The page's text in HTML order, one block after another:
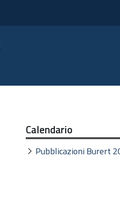
Calendario
Pubblicazioni Burert